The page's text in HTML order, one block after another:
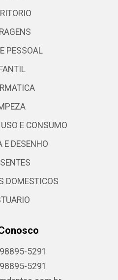
PESSOAL
E CONSUMO
E DESENHO
DOMESTICOS
5291
5291